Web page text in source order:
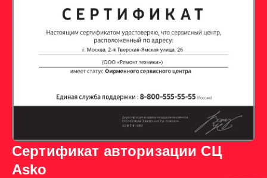
Сертификат авторизации СЦ
Asko